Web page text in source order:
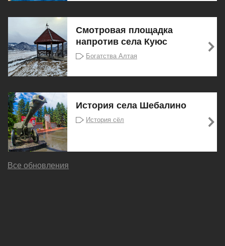
Смотровая площадка
напротив села Куюс
Богатства Алтая
История села Шебалино
История сёл
Все обновления